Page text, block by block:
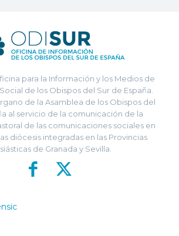
para la Información y los Medios de
de los Obispos del Sur de España.
de la Asamblea de los Obispos del
al servicio de la comunicación de la
de las comunicaciones sociales en
diócesis integradas en las Provincias
de Granada y Sevilla.